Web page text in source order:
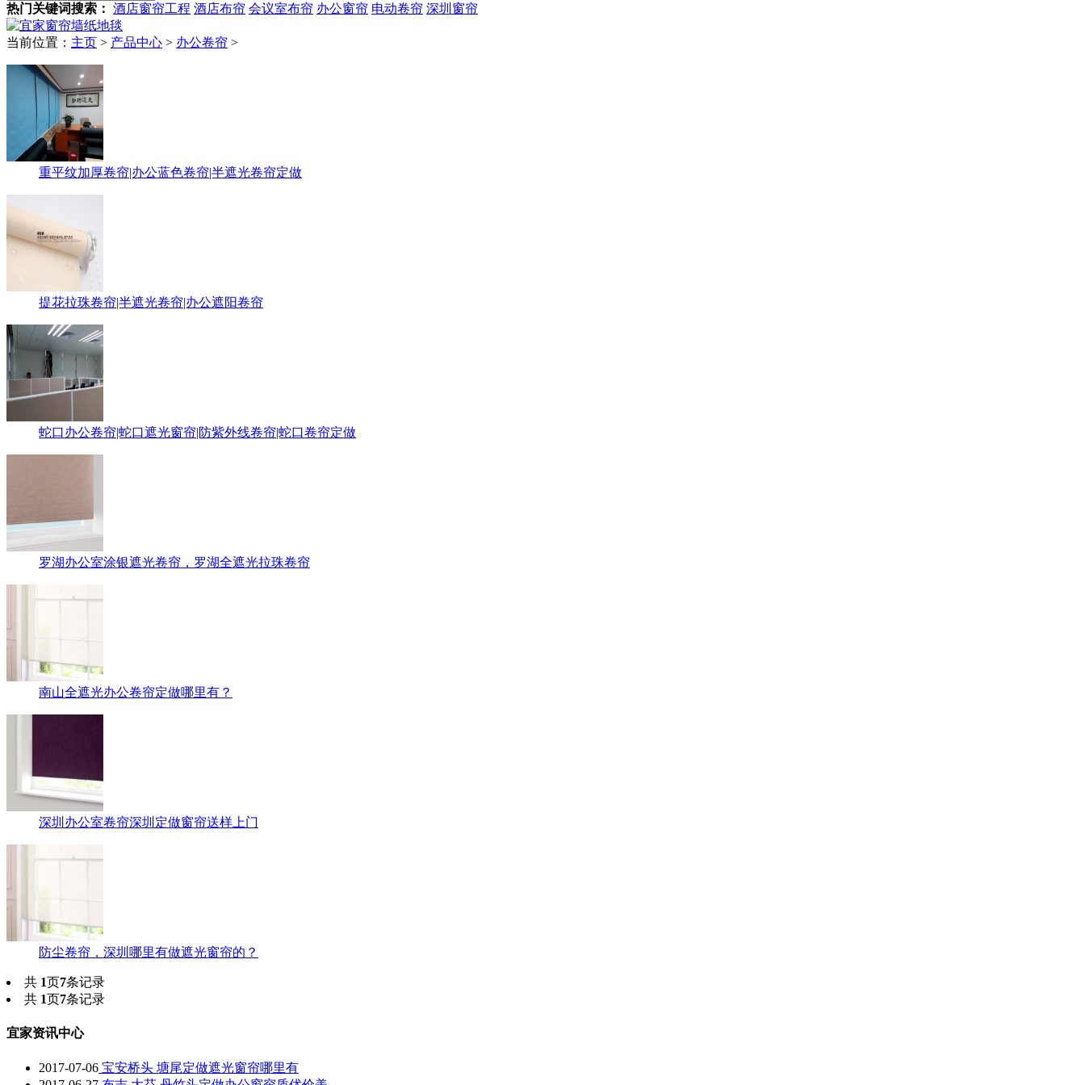
热门关键词搜索： 酒店窗帘工程 酒店布帘 会议室布帘 办公窗帘 电动卷帘 深圳窗帘
当前位置： 主页 > 产品中心 > 办公卷帘 >
重平纹加厚卷帘|办公蓝色卷帘|半遮光卷帘定做
提花拉珠卷帘|半遮光卷帘|办公遮阳卷帘
蛇口办公卷帘|蛇口遮光窗帘|防紫外线卷帘|蛇口卷帘定做
罗湖办公室涂银遮光卷帘，罗湖全遮光拉珠卷帘
南山全遮光办公卷帘定做哪里有？
深圳办公室卷帘深圳定做窗帘送样上门
防尘卷帘，深圳哪里有做遮光窗帘的？
共 1页7条记录
共 1页7条记录
宜家资讯中心
2017-07-06 宝安桥头 塘尾定做遮光窗帘哪里有